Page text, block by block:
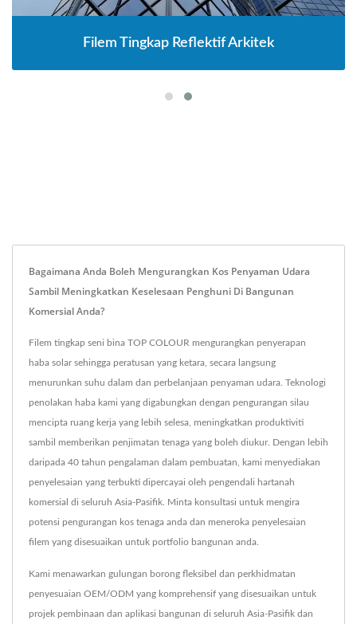
Filem Tingkap Reflektif Arkitek
Bagaimana Anda Boleh Mengurangkan Kos Penyaman Udara
Sambil Meningkatkan Keselesaan Penghuni Di Bangunan
Komersial Anda?
Filem tingkap seni bina TOP COLOUR mengurangkan penyerapan
haba solar sehingga peratusan yang ketara, secara langsung
menurunkan suhu dalam dan perbelanjaan penyaman udara. Teknologi
penolakan haba kami yang digabungkan dengan pengurangan silau
mencipta ruang kerja yang lebih selesa, meningkatkan produktiviti
sambil memberikan penjimatan tenaga yang boleh diukur. Dengan lebih
daripada 40 tahun pengalaman dalam pembuatan, kami menyediakan
penyelesaian yang terbukti dipercayai oleh pengendali hartanah
komersial di seluruh Asia-Pasifik. Minta konsultasi untuk mengira
potensi pengurangan kos tenaga anda dan meneroka penyelesaian
filem yang disesuaikan untuk portfolio bangunan anda.
Kami menawarkan gulungan borong fleksibel dan perkhidmatan
penyesuaian OEM/ODM yang komprehensif yang disesuaikan untuk
projek pembinaan dan aplikasi bangunan di seluruh Asia-Pasifik dan